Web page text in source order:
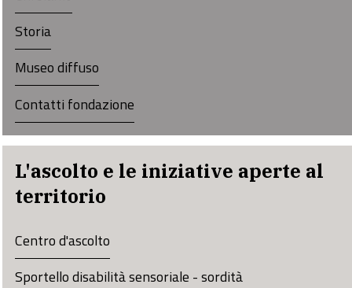
Storia
Museo diffuso
Contatti fondazione
L'ascolto e le iniziative aperte al
territorio
Centro d'ascolto
Sportello disabilità sensoriale - sordità